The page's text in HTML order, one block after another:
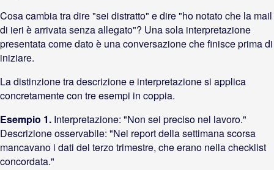
Cosa cambia tra dire "sei distratto" e dire "ho notato che la mail
di ieri è arrivata senza allegato"? Una sola interpretazione
presentata come dato è una conversazione che finisce prima di
iniziare.
La distinzione tra descrizione e interpretazione si applica
concretamente con tre esempi in coppia.
Esempio 1. Interpretazione: "Non sei preciso nel lavoro."
Descrizione osservabile: "Nel report della settimana scorsa
mancavano i dati del terzo trimestre, che erano nella checklist
concordata."